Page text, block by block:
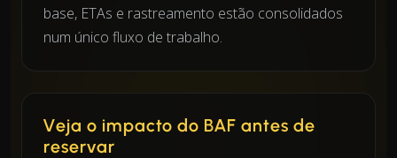
base, ETAs e rastreamento estão consolidados
num único fluxo de trabalho.
Veja o impacto do BAF antes de
reservar